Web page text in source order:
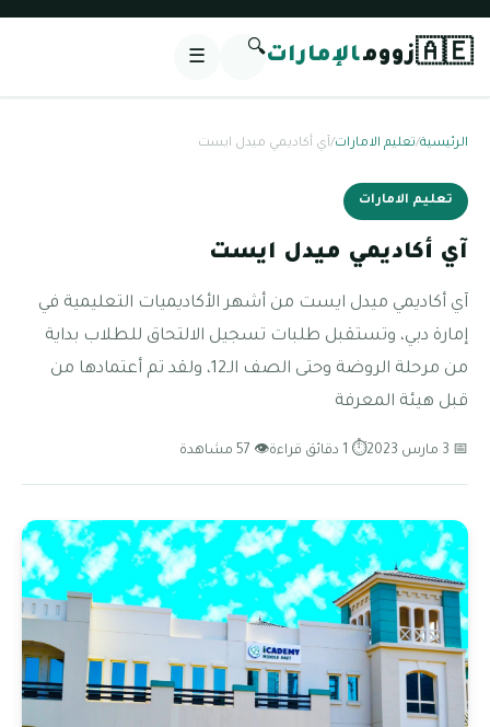
🇦🇪زوومالإمارات🔍
☰
الرئيسية/تعليم الامارات/آي أكاديمي ميدل ايست
تعليم الامارات
آي أكاديمي ميدل ايست
آي أكاديمي ميدل ايست من أشهر الأكاديميات التعليمية في
إمارة دبي، وتستقبل طلبات تسجيل الالتحاق للطلاب بداية
من مرحلة الروضة وحتى الصف الـ12، ولقد تم أعتمادها من
قبل هيئة المعرفة
📅 3 مارس 2023 ⏱ 1 دقائق قراءة 👁 57 مشاهدة